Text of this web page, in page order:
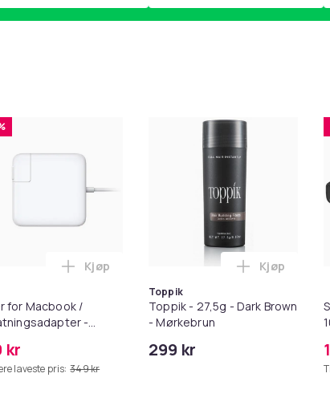
Scalp & Controls Excess Oil i handlekurven
Xiaomi Roborock S5 Max/S6 Pure/S6 MAXV/S50/
for Macbook /
-
kr
laveste pris: 349 kr
Legg Lader for Macbook /
Kjøp
Toppik
Toppik - 27,5g - Dark Brown
- Mørkebrun
299 kr
Legg
Kjøp